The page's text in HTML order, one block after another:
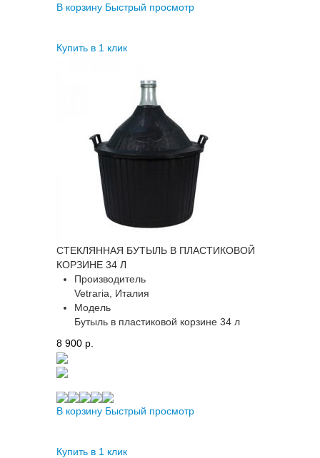
В корзину Быстрый просмотр
Купить в 1 клик
СТЕКЛЯННАЯ БУТЫЛЬ В ПЛАСТИКОВОЙ
КОРЗИНЕ 34 Л
Производитель
Vetraria, Италия
Модель
Бутыль в пластиковой корзине 34 л
8 900 p.
В корзину Быстрый просмотр
Купить в 1 клик